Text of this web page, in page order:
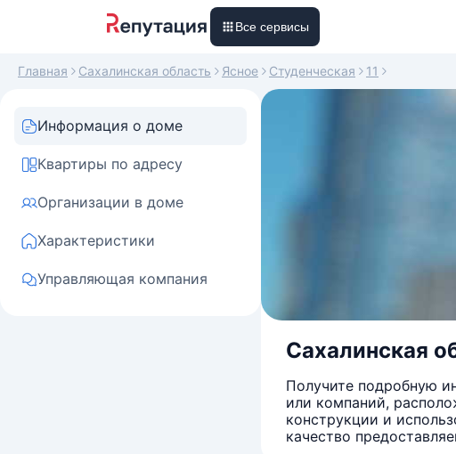
Все сервисы
Главная Сахалинская область Ясное Студенческая 11
Информация о доме
Квартиры по адресу
Организации в доме
Характеристики
Управляющая компания
Сахалинская
Получите подробную
или компаний,
конструкции и
качество